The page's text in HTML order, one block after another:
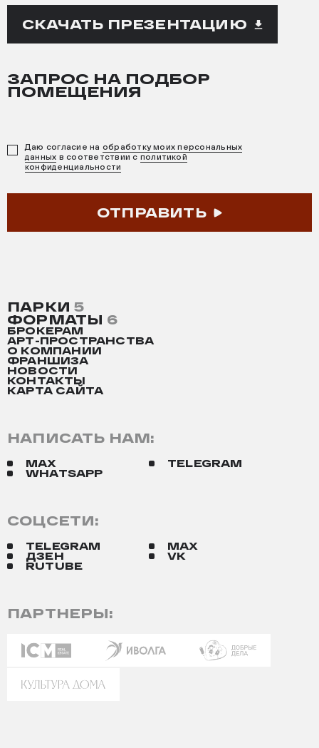
СКАЧАТЬ ПРЕЗЕНТАЦИЮ
ПАРКИ 5
ФОРМАТЫ 6
БРОКЕРАМ
АРТ-ПРОСТРАНСТВА
О КОМПАНИИ
ФРАНШИЗА
НОВОСТИ
КОНТАКТЫ
КАРТА САЙТА
ЗАПРОС НА ПОДБОР
ПОМЕЩЕНИЯ
Даю согласие на обработку моих персональных
данных в соответствии с политикой
конфиденциальности
ОТПРАВИТЬ
ПАРТНЕРЫ:
СОЦСЕТИ:
TELEGRAM
MAX
ДЗЕН
VK
RUTUBE
НАПИСАТЬ НАМ:
MAX
TELEGRAM
WHATSAPP